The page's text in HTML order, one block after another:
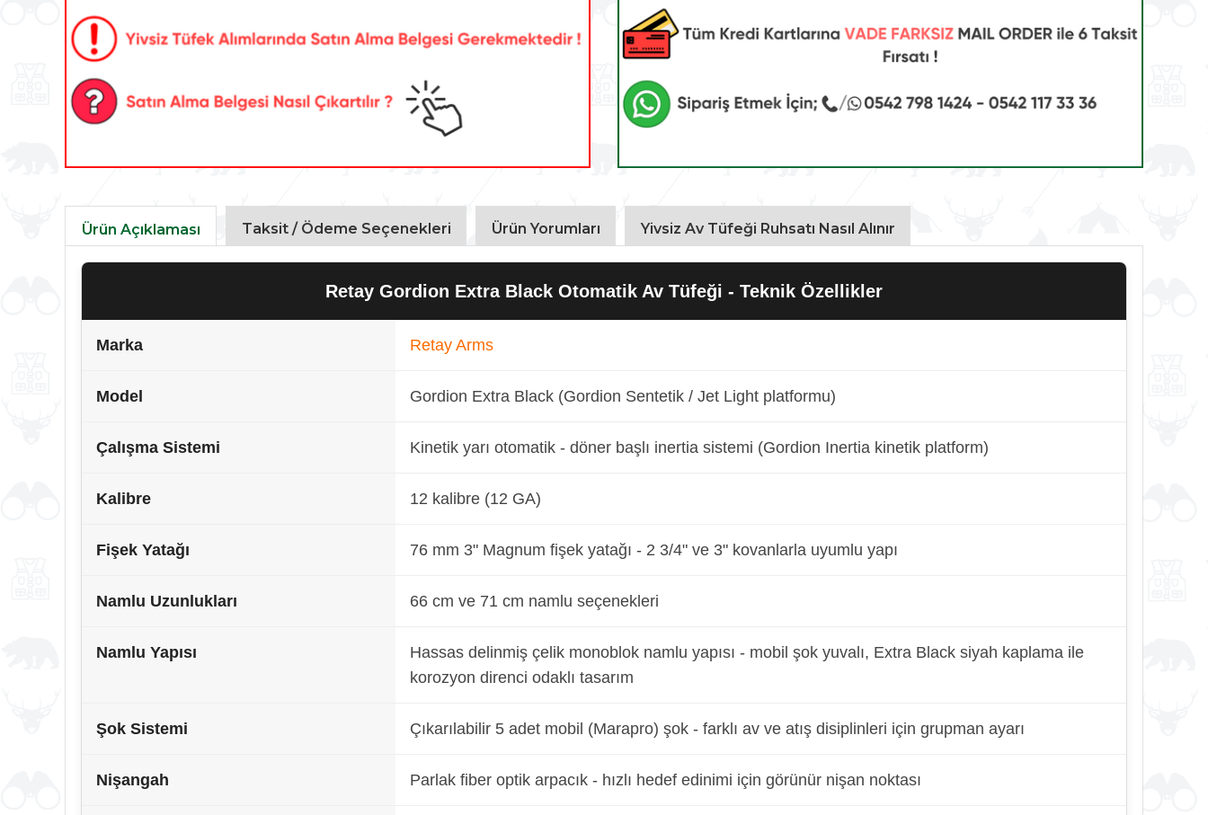
Ürün Açıklaması Taksit / Ödeme Seçenekleri Ürün Yorumları Yivsiz Av Tüfeği Ruhsatı Nasıl Alınır
Retay Gordion Extra Black Otomatik Av Tüfeği - Teknik Özellikler
Marka Retay Arms
Model Gordion Extra Black (Gordion Sentetik / Jet Light platformu)
Çalışma Sistemi Kinetik yarı otomatik - döner başlı inertia sistemi (Gordion Inertia kinetik platform)
Kalibre 12 kalibre (12 GA)
Fişek Yatağı 76 mm 3" Magnum fişek yatağı - 2 3/4" ve 3" kovanlarla uyumlu yapı
Namlu Uzunlukları 66 cm ve 71 cm namlu seçenekleri
Namlu Yapısı
Hassas delinmiş çelik monoblok namlu yapısı - mobil şok yuvalı, Extra Black siyah kaplama ile
korozyon direnci odaklı tasarım
Şok Sistemi Çıkarılabilir 5 adet mobil (Marapro) şok - farklı av ve atış disiplinleri için grupman ayarı
Nişangah Parlak fiber optik arpacık - hızlı hedef edinimi için görünür nişan noktası